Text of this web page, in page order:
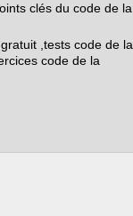
clés du code de la
,tests code de la
code de la